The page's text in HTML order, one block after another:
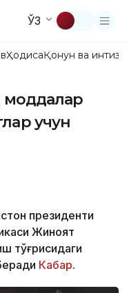
ЎЗ
ҲодисаҚонун ва
моддалар
учун
президенти
Жиноят
тўғрисидаги
Кабар.